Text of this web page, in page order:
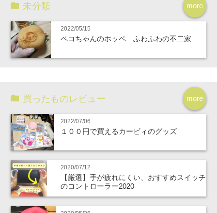
more
未分類
2022/05/15
ペコちゃんのホッペ ふわふわの不二家
more
買ったものレビュー
2022/07/06
１００円で買えるカービィのグッズ
2020/07/12
【厳選】手が疲れにくい、おすすめスイッチ
のコントローラー2020